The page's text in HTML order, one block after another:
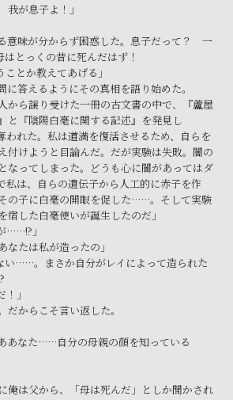
が息子よ！」
意味が分からず困惑した。息子だって？ 一
とっくの昔に死んだはず！
ことか教えてあげる」
に答えるようにその真相を語り始めた。
から譲り受けた一冊の古文書の中で、『蘆屋
と『陰陽白毫に関する記述』を発見し
れた。私は道満を復活させるため、自らを
付けようと目論んだ。だが実験は失敗。闇の
なってしまった。どうも心に闇があってはダ
は、自らの遺伝子から人工的に赤子を作
の子に白毫の開眼を促した……。そして実験
した白毫使いが誕生したのだ」
……!?」
なたは私が造ったの」
……。まさか自分がレイによって造られた
」
からこそ言い返した。
あなた……自分の母親の顔を知っている
俺は父から、「母は死んだ」としか聞かされ